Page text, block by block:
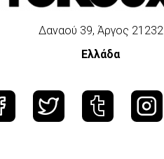
Δαναού 39, Άργος 21232
Ελλάδα